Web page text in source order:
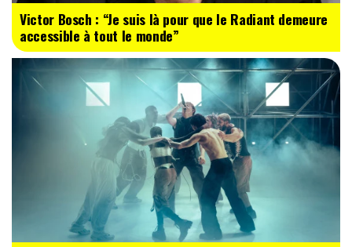
Victor Bosch : “Je suis là pour que le Radiant demeure
accessible à tout le monde”